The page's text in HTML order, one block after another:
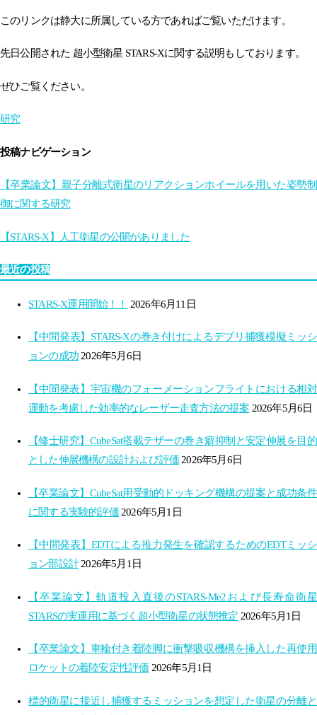
このリンクは静大に所属している方であればご覧いただけます。
先日公開された 超小型衛星 STARS-Xに関する説明もしております。
ぜひご覧ください。
研究
投稿ナビゲーション
【卒業論文】親子分離式衛星のリアクションホイールを用いた姿勢制
御に関する研究
【STARS-X】人工衛星の公開がありました
最近の投稿
STARS-X運用開始！！ 2026年6月11日
【中間発表】STARS-Xの巻き付けによるデブリ捕獲模擬ミッシ
ョンの成功 2026年5月6日
【中間発表】宇宙機のフォーメーションフライトにおける相対
運動を考慮した効率的なレーザー走査方法の提案 2026年5月6日
【修士研究】CubeSat搭載テザーの巻き癖抑制と安定伸展を目的
とした伸展機構の設計および評価 2026年5月6日
【卒業論文】CubeSat用受動的ドッキング機構の提案と成功条件
に関する実験的評価 2026年5月1日
【中間発表】EDTによる推力発生を確認するためのEDTミッシ
ョン部設計 2026年5月1日
【卒業論文】軌道投入直後のSTARS-Me2および長寿命衛星
STARSの実運用に基づく超小型衛星の状態推定 2026年5月1日
【卒業論文】車輪付き着陸脚に衝撃吸収機構を挿入した再使用
ロケットの着陸安定性評価 2026年5月1日
標的衛星に接近し捕獲するミッションを想定した衛星の分離と